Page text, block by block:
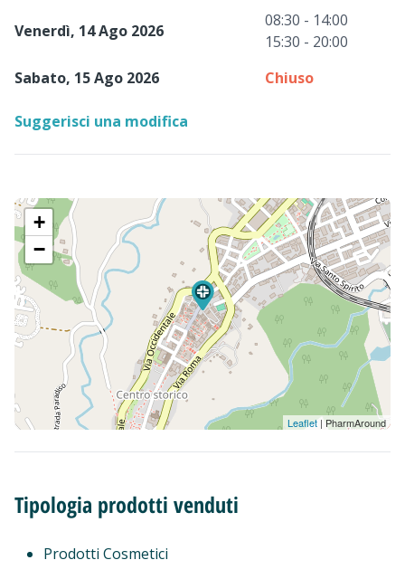
Venerdì, 14 Ago 2026
08:30 - 14:00
15:30 - 20:00
Sabato, 15 Ago 2026
Chiuso
Suggerisci una modifica
+
−
Leaflet | PharmAround
Tipologia prodotti venduti
Prodotti Cosmetici